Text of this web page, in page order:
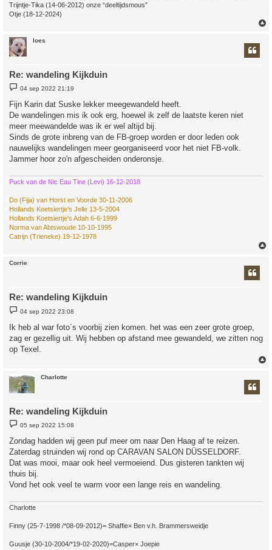
Trijntje-Tika (14-06-2012) onze “deeltijdsmous”
Otje (18-12-2024)
loes
Re: wandeling Kijkduin
B
i
c
t
04 sep 2022 21:19
Fijn Karin dat Suske lekker meegewandeld heeft.
De wandelingen mis ik ook erg, hoewel ik zelf de laatste keren niet
meer meewandelde was ik er wel altijd bij.
Sinds de grote inbreng van de FB-groep worden er door leden ook
nauwelijks wandelingen meer georganiseerd voor het niet FB-volk.
Jammer hoor zo'n afgescheiden onderonsje.
Puck van de Nic Eau Tine (Levi) 16-12-2018
Do (Fija) van Horst en Voorde 30-11-2006
Hollands Koetsiertje's Jelle 13-5-2004
Hollands Koetsiertje's Adah 6-6-1999
Norma van Abtswoude 10-10-1995
Catrijn (Trieneke) 19-12-1978
Corrie
Re: wandeling Kijkduin
B
e
r
i
c
h
04 sep 2022 23:08
Ik heb al war foto´s voorbij zien komen. het was een zeer grote groep,
zag er gezellig uit. Wij hebben op afstand mee gewandeld, we zitten nog
op Texel.
Charlotte
Re: wandeling Kijkduin
B
e
i
c
t
05 sep 2022 15:08
Zondag hadden wij geen puf meer om naar Den Haag af te reizen.
Zaterdag struinden wij rond op CARAVAN SALON DÜSSELDORF.
Dat was mooi, maar ook heel vermoeiend. Dus gisteren tankten wij
thuis bij.
Vond het ook veel te warm voor een lange reis en wandeling.
Charlotte
Finny (25-7-1998 /*08-09-2012)= Shaffie× Ben v.h. Brammersweidje
Guusje (30-10-2004/*19-02-2020)=Casper× Joepie